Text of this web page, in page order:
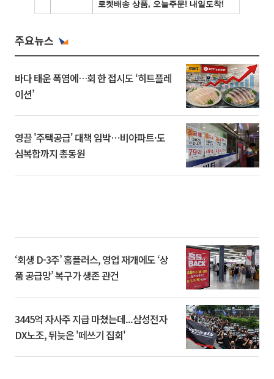
주요뉴스
바다 태운 폭염에…회 한 접시도 ‘히트플레
이션’
영끌 '주택공급' 대책 임박⋯비아파트·도
심복합까지 총동원
‘회생 D-3주’ 홈플러스, 영업 재개에도 ‘상
품 공급망’ 복구가 생존 관건
3445억 자사주 지급 마쳤는데...삼성전자
DX노조, 뒤늦은 '떼쓰기 집회'